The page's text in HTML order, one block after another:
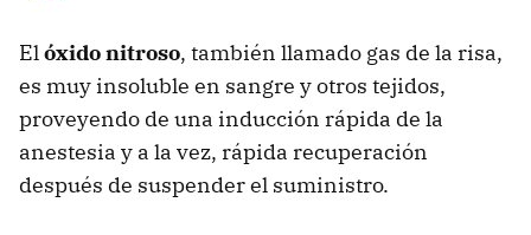
Elóxido nitroso, también llamado gas de la risa,
es muy insoluble en sangre y otros tejidos,
proveyendo de una inducción rápida de la
anestesia y a la vez, rápida recuperación
después de suspender el suministro.